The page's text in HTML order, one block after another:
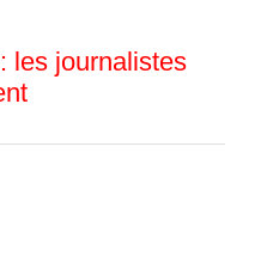
les journalistes